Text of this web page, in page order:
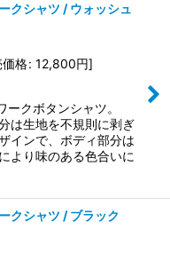
クシャツ / ウォッシュ
格: 12,800円]
クボタンシャツ。
は生地を不規則に剥ぎ
インで、ボディ部分は
より味のある色合いに
クシャツ / ブラック